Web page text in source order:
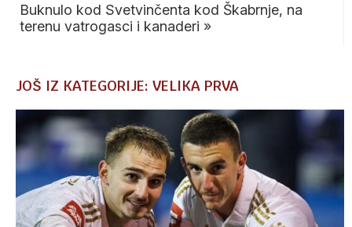
Buknulo kod Svetvinčenta kod Škabrnje, na
terenu vatrogasci i kanaderi »
JOŠ IZ KATEGORIJE: VELIKA PRVA